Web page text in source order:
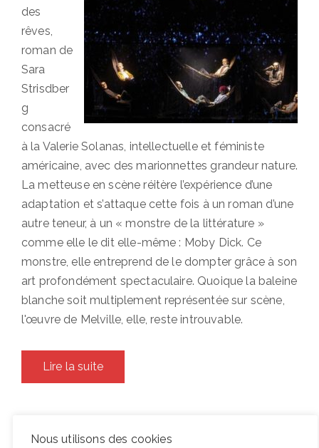
des
rêves,
roman de
Sara
Strisdber
g
consacré
à la Valerie Solanas, intellectuelle et féministe
américaine, avec des marionnettes grandeur nature.
La metteuse en scène réitère l’expérience d’une
adaptation et s’attaque cette fois à un roman d’une
autre teneur, à un « monstre de la littérature »
comme elle le dit elle-même : Moby Dick. Ce
monstre, elle entreprend de le dompter grâce à son
art profondément spectaculaire. Quoique la baleine
blanche soit multiplement représentée sur scène,
l'œuvre de Melville, elle, reste introuvable.
Lire la suite
Nous utilisons des cookies